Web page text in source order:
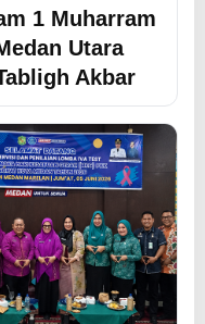
1 Muharram
Utara
Akbar